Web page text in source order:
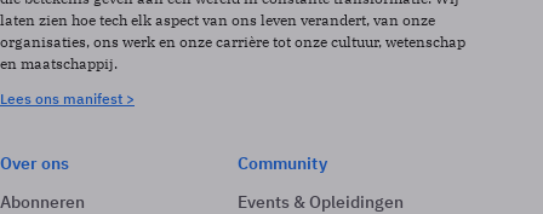
laten zien hoe tech elk aspect van ons leven verandert, van onze
organisaties, ons werk en onze carrière tot onze cultuur, wetenschap
en maatschappij.
Lees ons manifest >
Over ons
Abonneren
Community
Events & Opleidingen